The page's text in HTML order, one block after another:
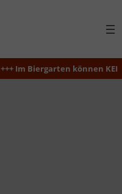
+++ Im Biergarten können